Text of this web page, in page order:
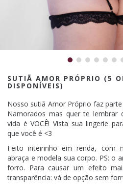
SUTIÃ AMOR PRÓPRIO (5
DISPONÍVEIS)
Nosso sutiã Amor Próprio faz
Namorados mas quer te lembrar
vida é VOCÊ! Vista sua lingerie
que você é <3
Feito inteirinho em renda, com
abraça e modela sua corpo. PS: o
forro. Para causar um efeito
transparência: vá de opção sem